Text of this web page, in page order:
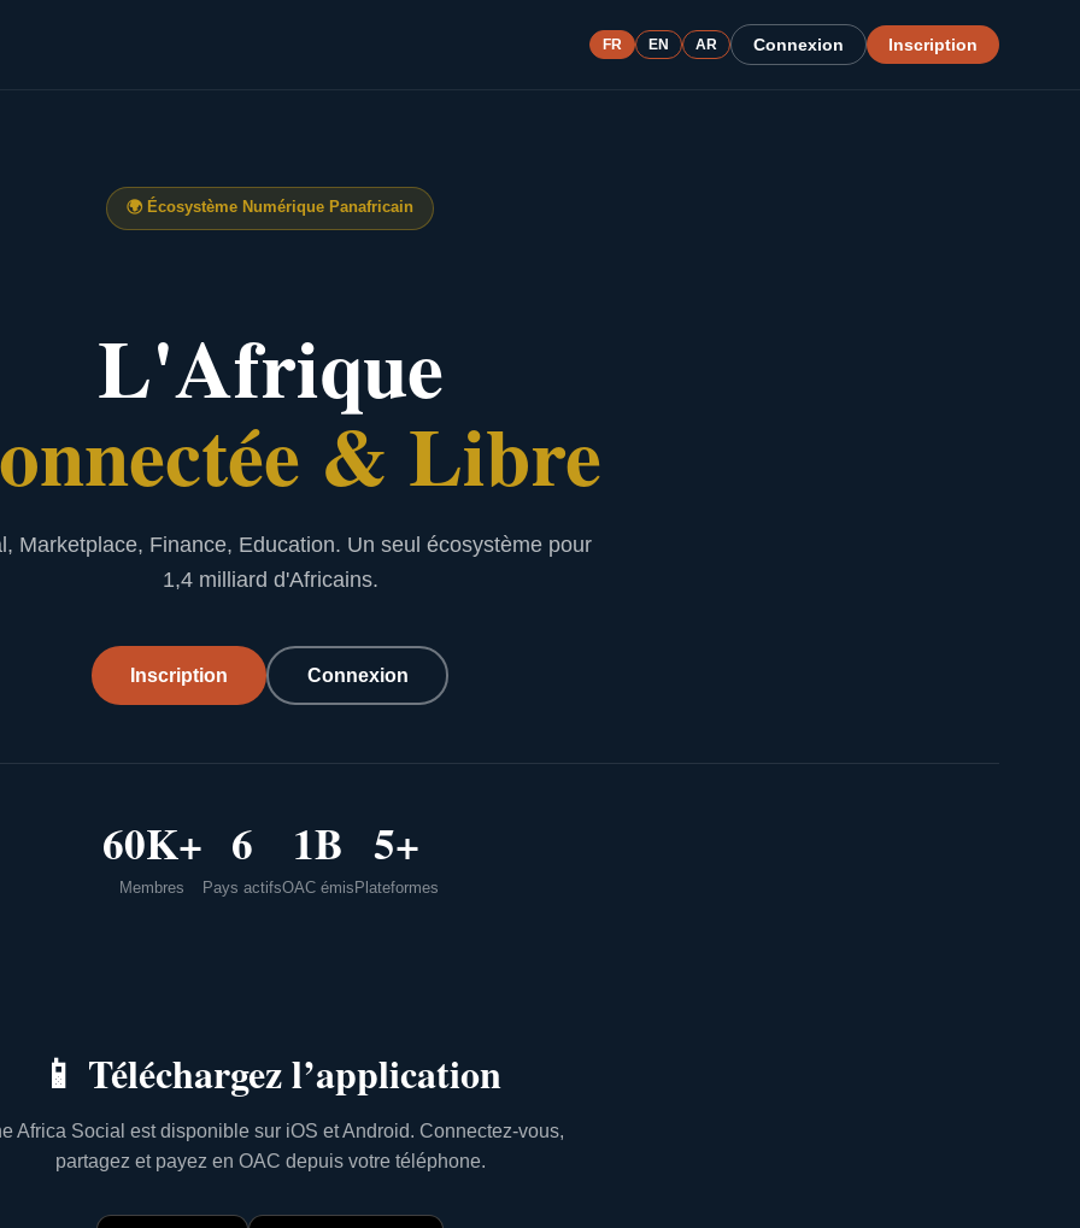
FR EN AR Connexion Inscription
🌍 Écosystème Numérique Panafricain
L'Afrique
& Libre
Marketplace, Finance, Education. Un seul écosystème pour
1,4 milliard d'Africains.
Inscription Connexion
60K+
Membres
6
Pays actifs
1B
OAC émis
5+
Plateformes
📱 Téléchargez l’application
Africa Social est disponible sur iOS et Android. Connectez-vous,
partagez et payez en OAC depuis votre téléphone.